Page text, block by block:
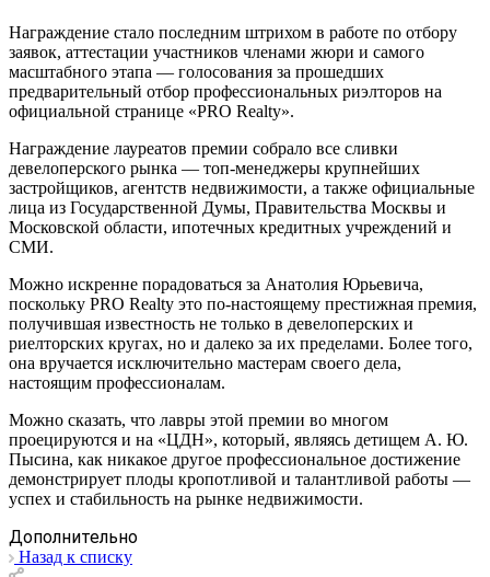
Награждение стало последним штрихом в работе по отбору
заявок, аттестации участников членами жюри и самого
масштабного этапа — голосования за прошедших
предварительный отбор профессиональных риэлторов на
официальной странице «PRO Realty».
Награждение лауреатов премии собрало все сливки
девелоперского рынка — топ-менеджеры крупнейших
застройщиков, агентств недвижимости, а также официальные
лица из Государственной Думы, Правительства Москвы и
Московской области, ипотечных кредитных учреждений и
СМИ.
Можно искренне порадоваться за Анатолия Юрьевича,
поскольку PRO Realty это по-настоящему престижная премия,
получившая известность не только в девелоперских и
риелторских кругах, но и далеко за их пределами. Более того,
она вручается исключительно мастерам своего дела,
настоящим профессионалам.
Можно сказать, что лавры этой премии во многом
проецируются и на «ЦДН», который, являясь детищем А. Ю.
Пысина, как никакое другое профессиональное достижение
демонстрирует плоды кропотливой и талантливой работы —
успех и стабильность на рынке недвижимости.
Дополнительно
Назад к списку